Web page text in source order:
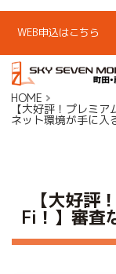
WEB申込はこちら
HOME
【大好評！プレミ
ネット環境が手に入
【大好評
Fi！】審査